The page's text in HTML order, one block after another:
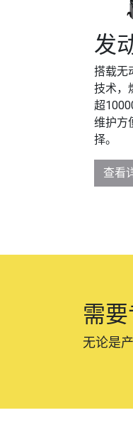
发
搭载无
技术，
超
维护方
择。
查看
需
无论是